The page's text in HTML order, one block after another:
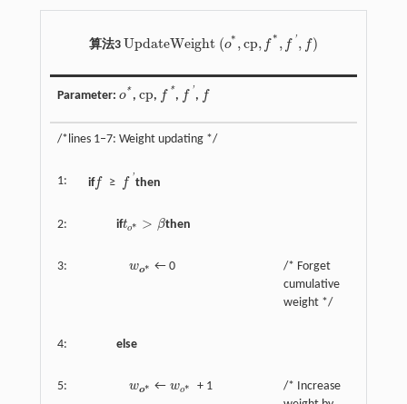
算法3 UpdateWeight (o* ,cp, f * , f ' , f)
UpdateWeight (o* ,cp f*,f',f )
Parameter: o*
o* , cp
cp , f *
f* , f '
f' , f
f
/*lines 1‒7: Weight updating */
1: iff
f ≥ f '
f' then
2: ifto* > β
to* >β then
3: wo*
wo* ← 0
/* Forget
cumulative
weight */
4: else
5: wo*
wo* ← wo*
wo* + 1
/* Increase